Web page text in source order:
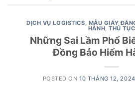
DỊCH VỤ LOGISTICS, MẪU GIẤY
HÀNH,THỦ TỤC
Những Sai Lầm Phổ
Đồng Bảo Hiểm
POSTED ON10 THÁNG 12, 2024